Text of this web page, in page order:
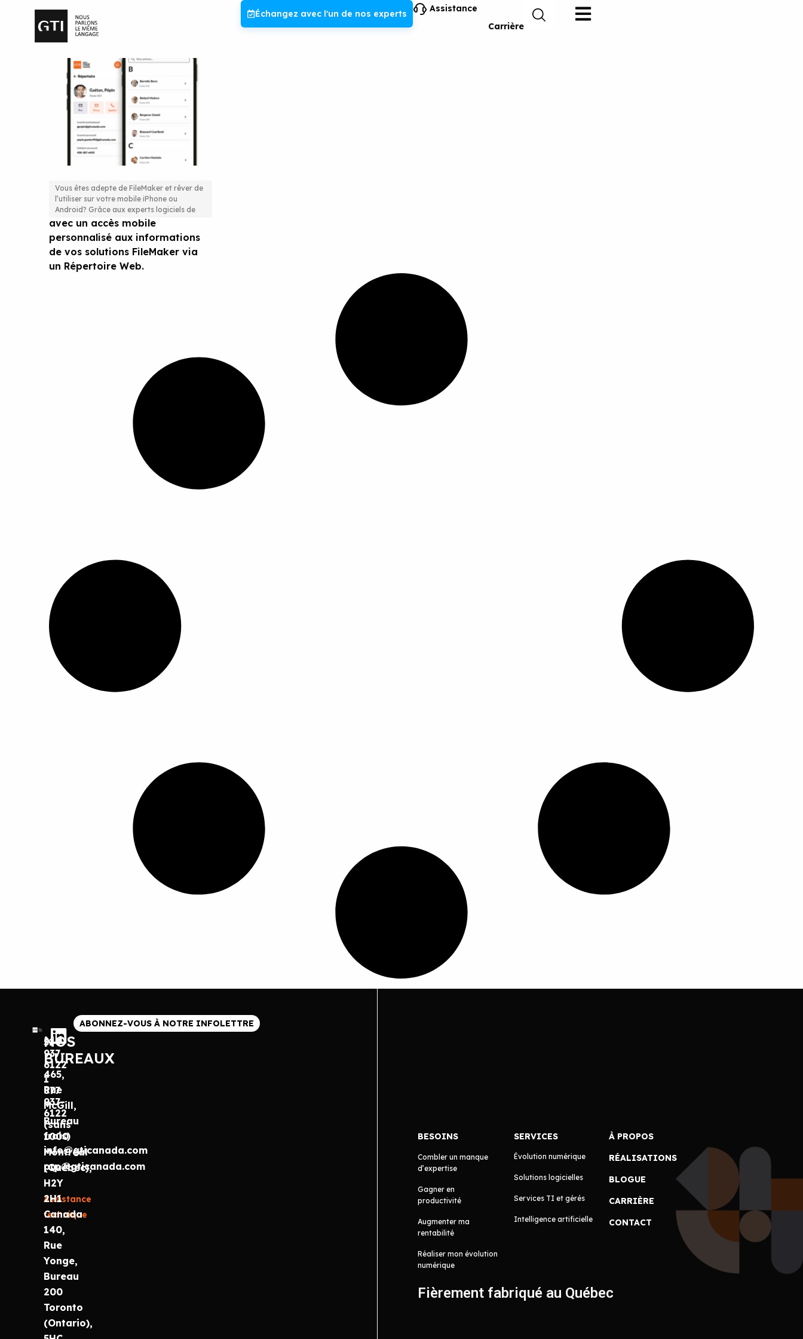
Échangez avec l'un de nos experts
Assistance
Carrière
Propulsez votre productivité
avec un accès mobile
personnalisé aux informations
de vos solutions FileMaker via
un Répertoire Web.
Vous êtes adepte de FileMaker et rêver de
l’utiliser sur votre mobile iPhone ou
Android? Grâce aux experts logiciels de
514
937-
6122
1
877
937-
6122
(sans
frais)
info@gticanada.com
prp@gticanada.com
Assistance
technique
NOS
BUREAUX
465,
Rue
McGill,
Bureau
1000
Montréal
(Québec),
H2Y
2H1
Canada
140,
Rue
Yonge,
Bureau
200
Toronto
(Ontario),
ABONNEZ-VOUS À NOTRE INFOLETTRE
BESOINS
Combler un manque
d’expertise
Gagner en
productivité
Augmenter ma
rentabilité
Réaliser mon évolution
numérique
SERVICES
Évolution numérique
Solutions logicielles
Services TI et gérés
Intelligence artificielle
À PROPOS
RÉALISATIONS
BLOGUE
CARRIÈRE
CONTACT
Fièrement fabriqué au Québec